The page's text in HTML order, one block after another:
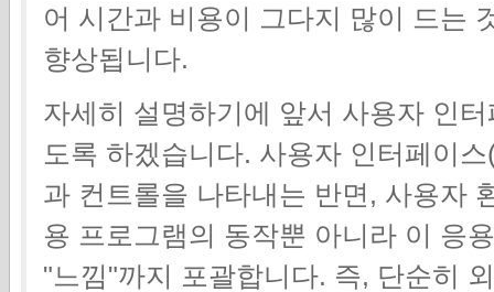
어 시간과 비용이 그다지 많이 드는
향상됩니다.
자세히 설명하기에 앞서 사용자 인
도록 하겠습니다. 사용자 인터페이
과 컨트롤을 나타내는 반면, 사용자
용 프로그램의 동작뿐 아니라 이 응
"느낌"까지 포괄합니다. 즉, 단순히